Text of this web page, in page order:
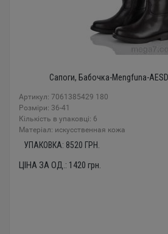
Сапоги, Бабочка-Mengfuna-
Артикул: 7061385429 180
Розміри: 36-41
Кількість в упаковці: 6
Mатеріал: искусственная кожа
УПАКОВКА: 8520 ГРН.
ЦІНА ЗА ОД.: 1420 грн.